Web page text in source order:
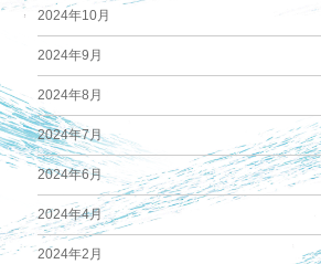
2024年10月
2024年9月
2024年8月
2024年7月
2024年6月
2024年4月
2024年2月